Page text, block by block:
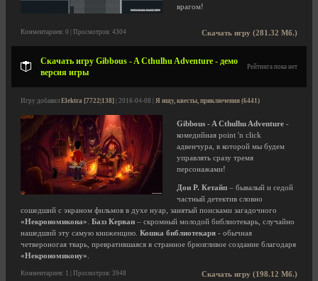
врагом!
Скачать игру (281.32 Мб.)
Комментариев: 0 | Просмотров: 4304
Скачать игру Gibbous - A Cthulhu Adventure - демо
версия игры
Рейтинга пока нет
Игру добавил Elektra [7722|138] | 2016-04-08 | Я ищу, квесты, приключения (6441)
Gibbous - A Cthulhu Adventure -
комедийная point 'n click
адвенчура, в которой мы будем
управлять сразу тремя
персонажами!
Дон Р. Кетайп – бывалый и седой
частный детектив словно
сошедший с экраном фильмов в духе нуар, занятый поисками загадочного
«Некрономикона»
Базз Керван – скромный молодой библиотекарь, случайно
нашедший эту самую книженцию. Кошка библиотекаря - обычная
четвероногая тварь, превратившаяся в странное брюзгливое создание благодаря
«Некрономикону»
Скачать игру (198.12 Мб.)
Комментариев: 1 | Просмотров: 3948